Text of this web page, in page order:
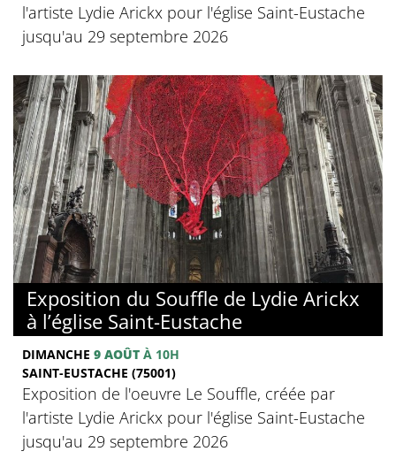
l'artiste Lydie Arickx pour l'église Saint-Eustache
jusqu'au 29 septembre 2026
Exposition du Souffle de Lydie Arickx
à l’église Saint-Eustache
DIMANCHE 9 AOÛT À 10H
SAINT-EUSTACHE (75001)
Exposition de l'oeuvre Le Souffle, créée par
l'artiste Lydie Arickx pour l'église Saint-Eustache
jusqu'au 29 septembre 2026